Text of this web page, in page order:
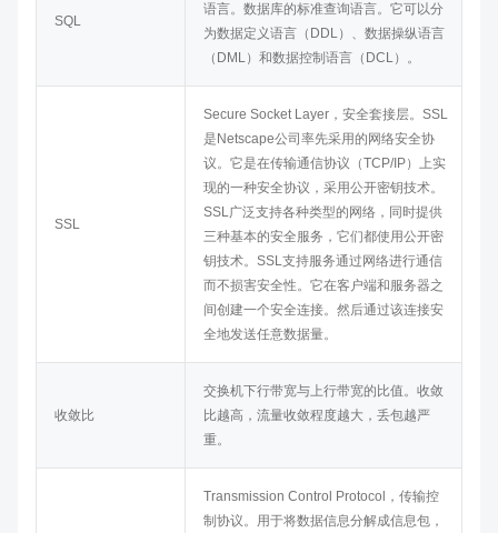
SQL
语言。数据库的标准查询语言。它可以分
为数据定义语言（DDL）、数据操纵语言
（DML）和数据控制语言（DCL）。
SSL
Secure Socket Layer，安全套接层。SSL
是Netscape公司率先采用的网络安全协
议。它是在传输通信协议（TCP/IP）上实
现的一种安全协议，采用公开密钥技术。
SSL广泛支持各种类型的网络，同时提供
三种基本的安全服务，它们都使用公开密
钥技术。SSL支持服务通过网络进行通信
而不损害安全性。它在客户端和服务器之
间创建一个安全连接。然后通过该连接安
全地发送任意数据量。
收敛比
交换机下行带宽与上行带宽的比值。收敛
比越高，流量收敛程度越大，丢包越严
重。
Transmission Control Protocol，传输控
制协议。用于将数据信息分解成信息包，